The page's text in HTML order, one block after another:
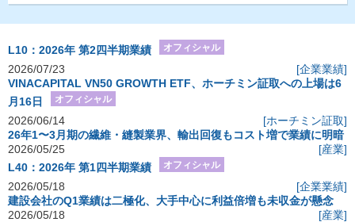
L10：2026年 第2四半期業績 オフィシャル
2026/07/23
[企業業績]
VINACAPITAL VN50 GROWTH ETF、ホーチミン証取への上場は6
月16日
オフィシャル
2026/06/14
[ホーチミン証取]
26年1〜3月期の繊維・縫製業界、輸出回復もコスト増で業績に明暗
2026/05/25
[産業]
L40：2026年 第1四半期業績
オフィシャル
2026/05/18
[企業業績]
建設会社のQ1業績は二極化、大手中心に利益倍増も未収金が懸念
2026/05/18
[産業]